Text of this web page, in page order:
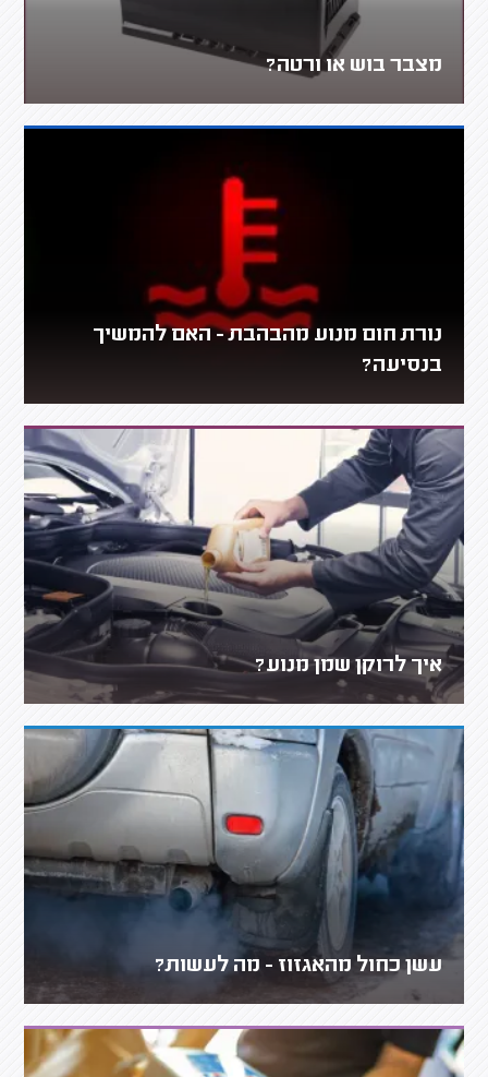
מצבר בוש או ורטה?
נורת חום מנוע מהבהבת - האם להמשיך
בנסיעה?
איך לרוקן שמן מנוע?
עשן כחול מהאגזוז - מה לעשות?